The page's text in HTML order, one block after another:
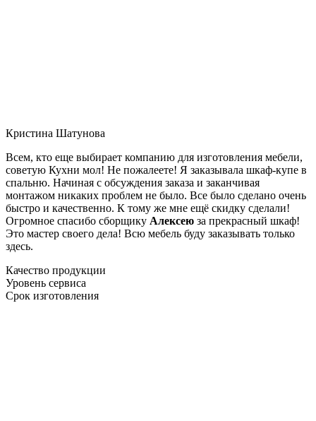
Кристина Шатунова
Всем, кто еще выбирает компанию для изготовления мебели,
советую Кухни мол! Не пожалеете! Я заказывала шкаф-купе в
спальню. Начиная с обсуждения заказа и заканчивая
монтажом никаких проблем не было. Все было сделано очень
быстро и качественно. К тому же мне ещё скидку сделали!
Огромное спасибо сборщику Алексею за прекрасный шкаф!
Это мастер своего дела! Всю мебель буду заказывать только
здесь.
Качество продукции
Уровень сервиса
Срок изготовления